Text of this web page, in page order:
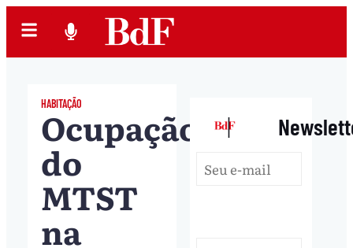
HABITAÇÃO
Ocupação
do
MTST
na
|